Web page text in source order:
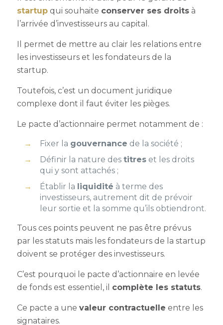
startupqui souhaite conserver ses droitsà
l’arrivée d’investisseurs au capital.
Il permet de mettre au clair les relations entre
les investisseurs et les fondateurs de la
startup.
Toutefois, c’est un document juridique
complexe dont il faut éviter les pièges.
Le pacte d’actionnaire permet notamment de :
Fixer la gouvernance de la société ;
Définir la nature des titreset les droits
qui y sont attachés ;
Établir la liquidité à terme des
investisseurs, autrement dit de prévoir
leur sortie et la somme qu’ils obtiendront.
Tous ces points peuvent ne pas être prévus
par les statuts mais les fondateurs de la startup
doivent se protéger des investisseurs.
C’est pourquoi le pacte d’actionnaire en levée
de fonds est essentiel, il complète les statuts.
Ce pacte a une valeur contractuelle entre les
signataires.